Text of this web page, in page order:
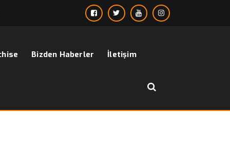
Bizden Haberler İletişim